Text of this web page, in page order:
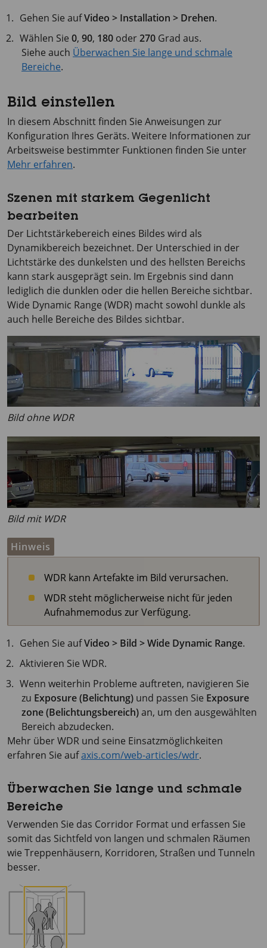
Gehen Sie aufVideo > Installation > Drehen.
Wählen Sie0,90, 180 oder270 Grad aus.
Siehe auch Überwachen Sie lange und schmale
Bereiche.
Bild einstellen
In diesem Abschnitt finden Sie Anweisungen zur
Konfiguration Ihres Geräts. Weitere Informationen zur
Arbeitsweise bestimmter Funktionen finden Sie unter
Mehr erfahren.
Szenen mit starkem Gegenlicht
bearbeiten
Der Lichtstärkebereich eines Bildes wird als
Dynamikbereich bezeichnet. Der Unterschied in der
Lichtstärke des dunkelsten und des hellsten Bereichs
kann stark ausgeprägt sein. Im Ergebnis sind dann
lediglich die dunklen oder die hellen Bereiche sichtbar.
Wide Dynamic Range (WDR) macht sowohl dunkle als
auch helle Bereiche des Bildes sichtbar.
Bild ohne WDR
Bild mit WDR
Hinweis
WDR kann Artefakte im Bild verursachen.
WDR steht möglicherweise nicht für jeden
Aufnahmemodus zur Verfügung.
Gehen Sie aufVideo > Bild > Wide Dynamic Range.
Aktivieren Sie WDR.
Wenn weiterhin Probleme auftreten, navigieren Sie
zu Exposure (Belichtung) und passen Sie Exposure
zone (Belichtungsbereich)an, um den ausgewählten
Bereich abzudecken.
Mehr über WDR und seine Einsatzmöglichkeiten
erfahren Sie aufaxis.com/web-articles/wdr.
Überwachen Sie lange und schmale
Bereiche
Verwenden Sie das Corridor Format und erfassen Sie
somit das Sichtfeld von langen und schmalen Räumen
wie Treppenhäusern, Korridoren, Straßen und Tunneln
besser.